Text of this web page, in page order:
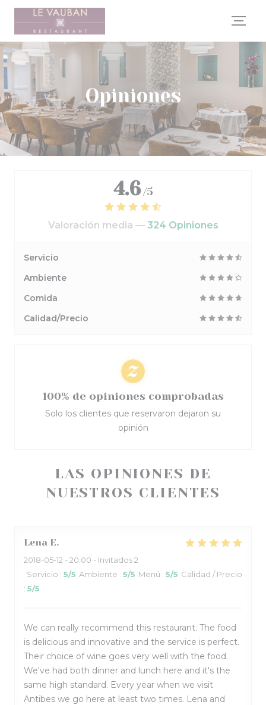
Personalización de sus opciones de cookies
Opiniones
LAS OPINIONES DE
NUESTROS CLIENTES
Lena E
2018-05-12 - 20:00 - Invitados 2
Servicio : 5/5 Ambiente : 5/5 Menú : 5/5 Calidad / Precio
: 5/5
We can really recommend this restaurant. The food
is delicious and innovative and the service is perfect.
Their choice of wine goes very well with the food.
We've had both dinner and lunch here and it's the
same high standard. Every year when we visit
Antibes we go here at least two times. Lena and
4.6 /5
Valoración media — 324 Opiniones
Servicio
Ambiente
Comida
Calidad/Precio
100% de opiniones comprobadas
Solo los clientes que reservaron dejaron su
opinión